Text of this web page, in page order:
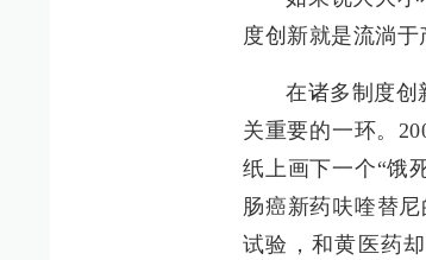
度创新就是流淌于
在诸多制度创
关重要的一环。
纸上画下一个“饿
肠癌新药呋喹替
试验，和黄医药